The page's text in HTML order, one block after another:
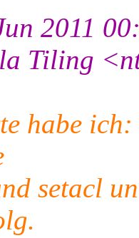
2011
Tiling
habe
setacl